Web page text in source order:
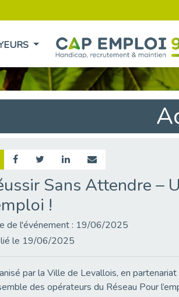
Sans Attendre –
!
de l'événement : 19/06/2025
le 19/06/2025
par la Ville de Levallois, en
des opérateurs du Réseau Pour